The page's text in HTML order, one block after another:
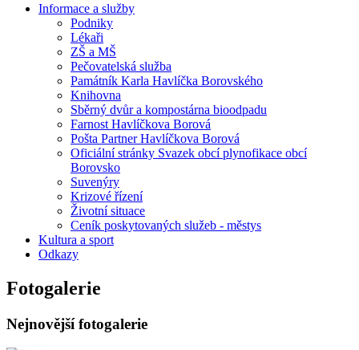
Informace a služby
Podniky
Lékaři
ZŠ a MŠ
Pečovatelská služba
Památník Karla Havlíčka Borovského
Knihovna
Sběrný dvůr a kompostárna bioodpadu
Farnost Havlíčkova Borová
Pošta Partner Havlíčkova Borová
Oficiální stránky Svazek obcí plynofikace obcí
Borovsko
Suvenýry
Krizové řízení
Životní situace
Ceník poskytovaných služeb - městys
Kultura a sport
Odkazy
Fotogalerie
Nejnovější fotogalerie